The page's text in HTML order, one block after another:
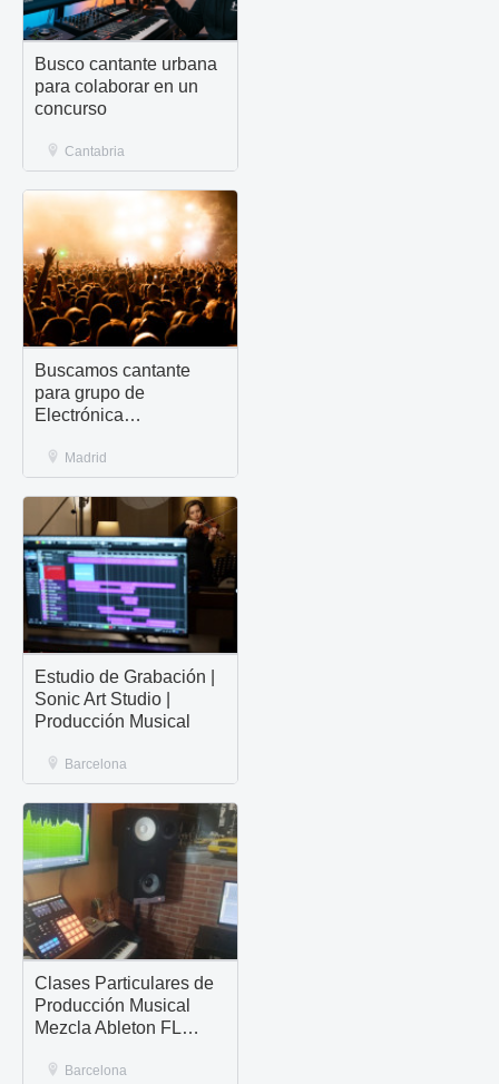
Busco cantante urbana
para colaborar en un
concurso
Cantabria
Buscamos cantante
para grupo de
Electrónica
Madrid
Estudio de Grabación |
Sonic Art Studio |
Producción Musical
Barcelona
Clases Particulares de
Producción Musical
Mezcla Ableton FL
Barcelona